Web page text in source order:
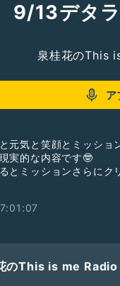
9/13デタ
泉桂花のThis
ア
元気と笑顔とミッショ
実的な内容です🤓
とミッションさらにク
のThis is me Radio